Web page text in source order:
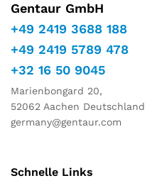
Gentaur GmbH
+49 2419 3688 188
+49 2419 5789 478
+32 16 50 9045
Marienbongard 20,
52062 Aachen Deutschland
germany@gentaur.com
Schnelle Links